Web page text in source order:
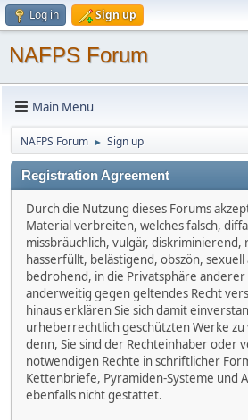
Log in Sign up
NAFPS Forum
Main Menu
NAFPS Forum ► Sign up
Registration Agreement
Durch die Nutzung dieses Forums
Material verbreiten, welches falsch,
missbräuchlich, vulgär, diskriminierend,
hasserfüllt, belästigend, obszön, sexuell
bedrohend, in die Privatsphäre
anderweitig gegen geltendes Recht
hinaus erklären Sie sich damit
urheberrechtlich geschützten Werke
denn, Sie sind der Rechteinhaber oder
notwendigen Rechte in schriftlicher
Kettenbriefe, Pyramiden-Systeme und
ebenfalls nicht gestattet.